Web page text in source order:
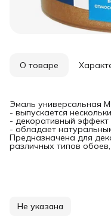
О товаре
Эмаль универсальная
- выпускается
- декоративный эффект
- oбладает
Предназначена для
различных типов
Не указана